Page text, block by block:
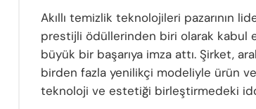
Akıllı temizlik teknolojileri pazarının
prestijli ödüllerinden biri olarak kabul
büyük bir başarıya imza attı. Şirket,
birden fazla yenilikçi modeliyle ürün
teknoloji ve estetiği birleştirmedeki